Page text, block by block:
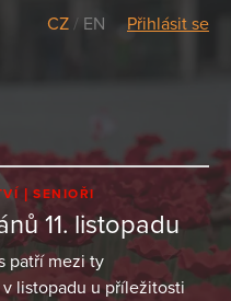
CZ / EN Přihlásit se
SENIOŘI
11. listopadu
patří mezi ty
listopadu u příležitosti